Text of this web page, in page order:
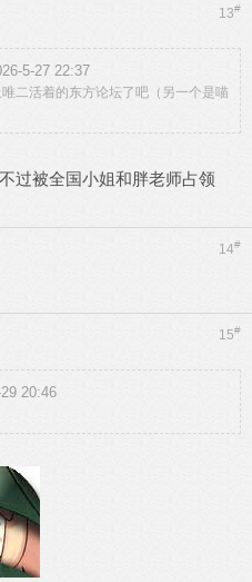
13#
5-27 22:37
二活着的东方论坛了吧（另一个是喵
过被全国小姐和胖老师占领
14#
15#
20:46